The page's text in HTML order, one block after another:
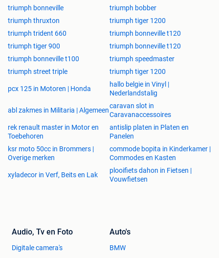
triumph bonneville
triumph bobber
triumph thruxton
triumph tiger 1200
triumph trident 660
triumph bonneville t120
triumph tiger 900
triumph bonneville t120
triumph bonneville t100
triumph speedmaster
triumph street triple
triumph tiger 1200
pcx 125 in Motoren | Honda
hallo belgie in Vinyl |
Nederlandstalig
abl zakmes in Militaria | Algemeen
caravan slot in
Caravanaccessoires
rek renault master in Motor en
Toebehoren
antislip platen in Platen en
Panelen
ksr moto 50cc in Brommers |
Overige merken
commode bopita in Kinderkamer |
Commodes en Kasten
xyladecor in Verf, Beits en Lak
plooifiets dahon in Fietsen |
Vouwfietsen
Audio, Tv en Foto
Digitale camera's
Auto's
BMW